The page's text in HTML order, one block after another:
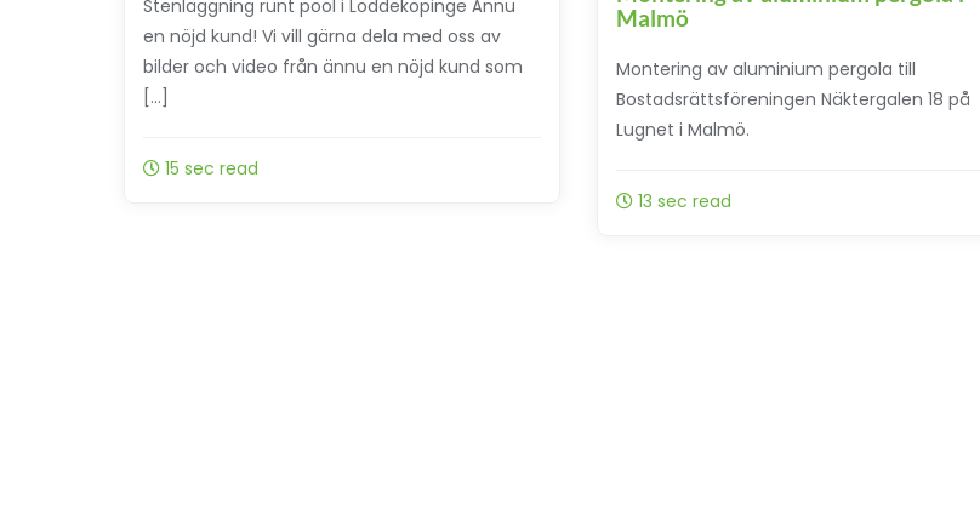
Stenläggning runt pool i Löddeköpinge Ännu
en nöjd kund! Vi vill gärna dela med oss av
bilder och video från ännu en nöjd kund som
[…]
15 sec read
Malmö
Montering av aluminium pergola till
Bostadsrättsföreningen Näktergalen 18 på
Lugnet i Malmö.
13 sec read